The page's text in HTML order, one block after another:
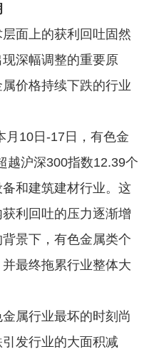
面上的获利回吐固然
深幅调整的重要原
价格持续下跌的行业
10日-17日，有色金
越沪深300指数12.39个
和建筑建材行业。这
利回吐的压力逐渐增
景下，有色金属类个
最终拖累行业整体大
属行业最坏的时刻尚
发行业的大面积减